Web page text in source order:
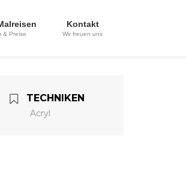
& Preise
Kontakt
Wir freuen uns
TECHNIKEN
Acryl